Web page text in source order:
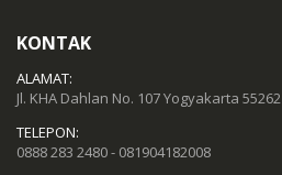
KONTAK
ALAMAT:
Jl. KHA Dahlan No. 107 Yogyakarta 55262
TELEPON:
0888 283 2480 - 081904182008